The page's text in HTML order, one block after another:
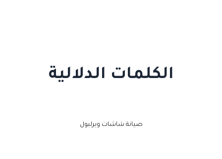
الكلمات الدلالية
صيانة شاشات ويرلبول